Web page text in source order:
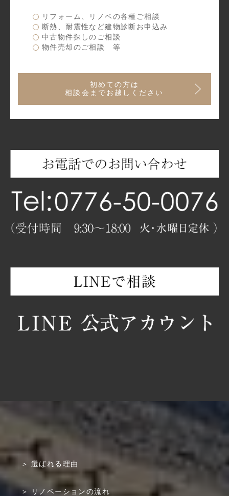
リフォーム、リノベの各種ご相談
断熱、耐震性など建物診断お申込み
中古物件探しのご相談
物件売却のご相談 等
初めての方は
相談会までお越しください
選ばれる理由
リノベーションの流れ